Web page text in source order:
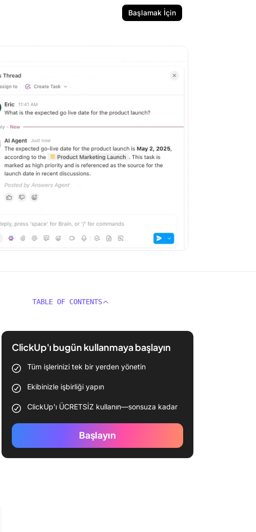
Başlamak İçin
TABLE OF CONTENTS
ClickUp'ı bugün kullanmaya başlayın
Tüm işlerinizi tek bir yerden yönetin
Ekibinizle işbirliği yapın
ClickUp'ı ÜCRETSİZ kullanın—sonsuza kadar
Başlayın